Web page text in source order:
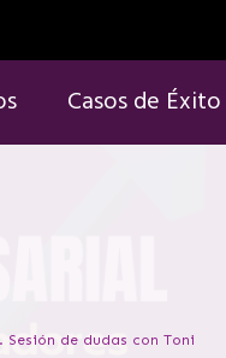
Casos de Éxito
Sesión de dudas con Toni